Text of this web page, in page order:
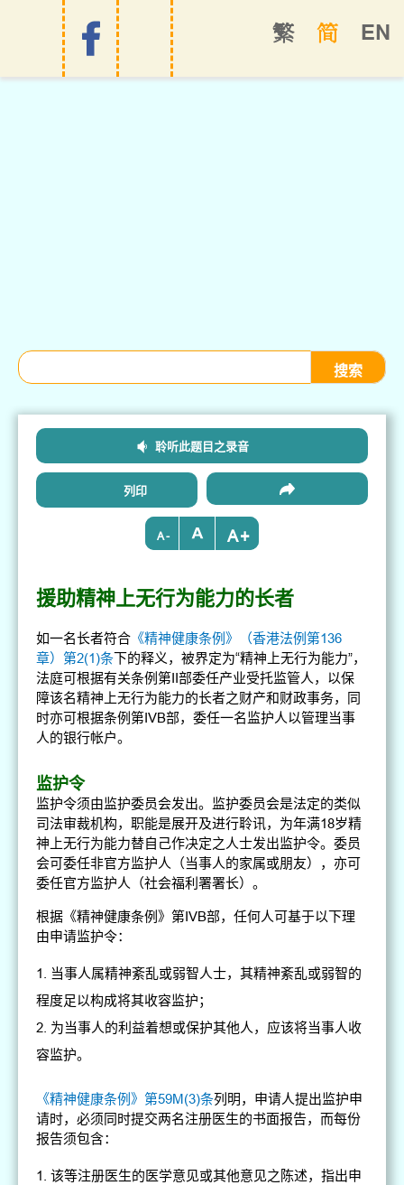
EN
简
繁
聆听此题目之录音
列印
- +
援助精神上无行为能力的长者
如一名长者符合 《精神健康条例》（香港法例第136
章）第2(1)条下的释义，被界定为“精神上无行为能力”，
法庭可根据有关条例第II部委任产业受托监管人，以保
障该名精神上无行为能力的长者之财产和财政事务，同
时亦可根据条例第IVB部，委任一名监护人以管理当事
人的银行帐户。
监护令
监护令须由监护委员会发出。监护委员会是法定的类似
司法审裁机构，职能是展开及进行聆讯，为年满18岁精
神上无行为能力替自己作决定之人士发出监护令。委员
会可委任非官方监护人（当事人的家属或朋友），亦可
委任官方监护人（社会福利署署长）。
根据《精神健康条例》第IVB部，任何人可基于以下理
由申请监护令：
当事人属精神紊乱或弱智人士，其精神紊乱或弱智的
程度足以构成将其收容监护；
为当事人的利益着想或保护其他人，应该将当事人收
容监护。
《精神健康条例》第59M(3)条列明，申请人提出监护申
请时，必须同时提交两名注册医生的书面报告，而每份
报告须包含：
该等注册医生的医学意见或其他意见之陈述，指出申